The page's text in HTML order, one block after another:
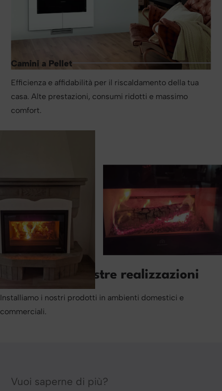
Camini a Pellet
Efficienza e affidabilità per il riscaldamento della tua
casa. Alte prestazioni, consumi ridotti e massimo
comfort.
Alcune delle nostre realizzazioni
Installiamo i nostri prodotti in ambienti domestici e
commerciali.
Vuoi saperne di più?